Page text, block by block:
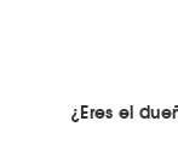
¿Eres el